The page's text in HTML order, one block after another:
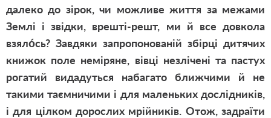
далеко до зірок, чи можливе життя за межами
Землі і звідки, врешті-решт, ми й все довкола
взялóсь? Завдяки запропонованій збірці дитячих
книжок поле неміряне, вівці незлічені та пастух
рогатий видадуться набагато ближчими й не
такими таємничими і для маленьких дослідників,
і для цілком дорослих мрійників. Отож, задраїти